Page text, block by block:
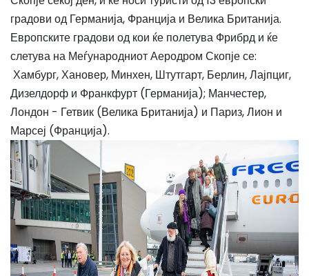
градови од Германија, Франција и Велика Британија.
Европските градови од кои ќе полетува Фрибрд и ќе
слетува на Меѓународниот Аеродром Скопје се:
Хамбург, Хановер, Минхен, Штутгарт, Берлин, Лајпциг,
Дизелдорф и Франкфурт (Германија); Манчестер,
Лондон - Гетвик (Велика Британија) и Париз, Лион и
Марсеј (Франција).